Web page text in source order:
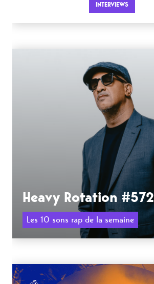
INTERVIEWS
Heavy Rotation #572
Les 10 sons rap de la semaine